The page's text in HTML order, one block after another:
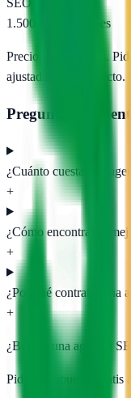
SEO e-commerce
1.500 – 5.000 €/mes
Precios orientativos.
ajustadas a tu proyecto.
Preguntas
¿Cuánto cuesta una
+
¿Cómo encontrar la
+
¿Por qué contratar una
+
¿Buscas una agencia
Pide presupuesto gratis